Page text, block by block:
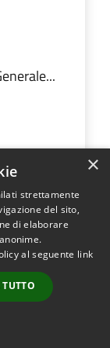
PS
×
strettamente
del sito,
di elaborare
al seguente link